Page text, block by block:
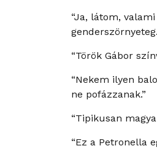
“Ja, látom,
“Török Gábor
“Nekem ilyen
ne pofázzanak.”
“Tipikusan
“Ez a Petronella